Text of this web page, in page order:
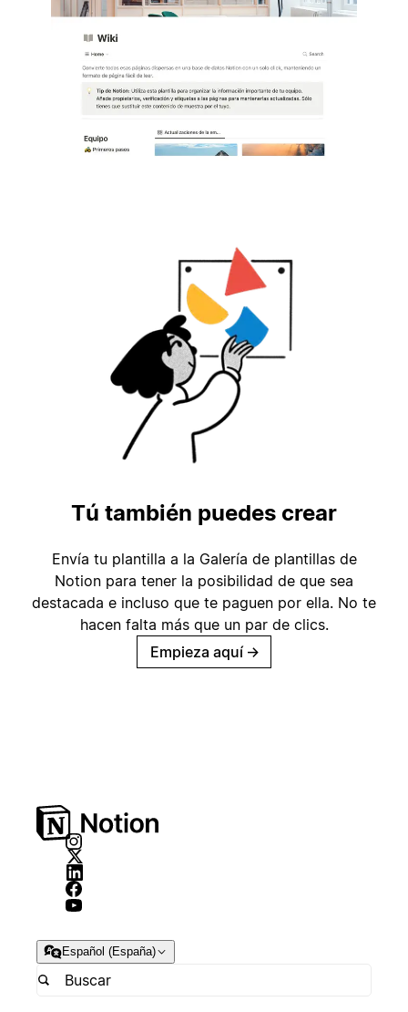
Tú también puedes crear
Envía tu plantilla a la Galería de plantillas de
Notion para tener la posibilidad de que sea
destacada e incluso que te paguen por ella. No te
hacen falta más que un par de clics.
Empieza aquí →
Español (España)